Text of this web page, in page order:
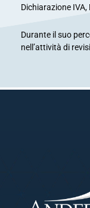
Dichiarazione
Durante il suo
nell’attività di